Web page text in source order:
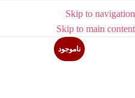
Skip to navigation
Skip to main content
ناموجود